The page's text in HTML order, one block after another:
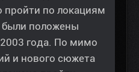
пройти по локациям
были положены
года. По мимо
и нового сюжета